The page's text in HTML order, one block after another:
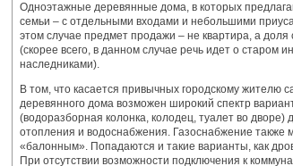
Одноэтажные деревянные дома, в которых
семьи – с отдельными входами и небольшими
этом случае предмет продажи – не квартира, а доля
(скорее всего, в данном случае речь идет о старом
наследниками).
В том, что касается привычных городскому жителю
деревянного дома возможен широкий спектр
(водоразборная колонка, колодец, туалет во дворе)
отопления и водоснабжения. Газоснабжение также
«балонным». Попадаются и такие варианты, как
При отсутствии возможности подключения к